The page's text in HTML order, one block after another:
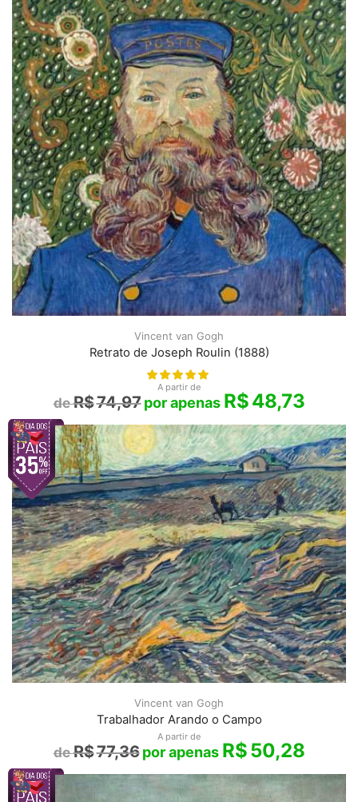
Vincent van Gogh
Retrato de Joseph Roulin (1888)
A partir de
R$74,97 R$48,73
Vincent van Gogh
Trabalhador Arando o Campo
A partir de
R$77,36 R$50,28